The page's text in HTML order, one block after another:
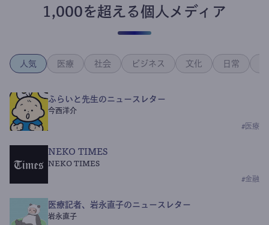
1,000を超える個人メディア
人気 医療 社会 ビジネス 文化 日常
ふらいと先生のニュースレター
今西洋介
# 医療
NEKO TIMES
NEKO TIMES
#金融
医療記者、岩永直子のニュースレター
岩永直子